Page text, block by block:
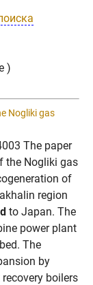
)
Nogliki gas
The paper
the Nogliki gas
of
region
to Japan. The
power plant
The
by
boilers